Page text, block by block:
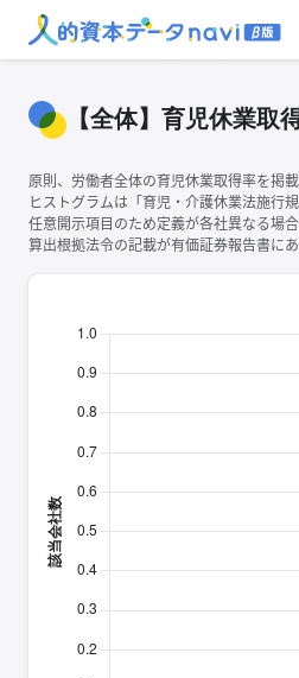
【全体】育児休業取
原則、労働者全体の育児休業取得率を掲載
ヒストグラムは「育児・介護休業法施行
任意開示項目のため定義が各社異なる場合
算出根拠法令の記載が有価証券報告書に